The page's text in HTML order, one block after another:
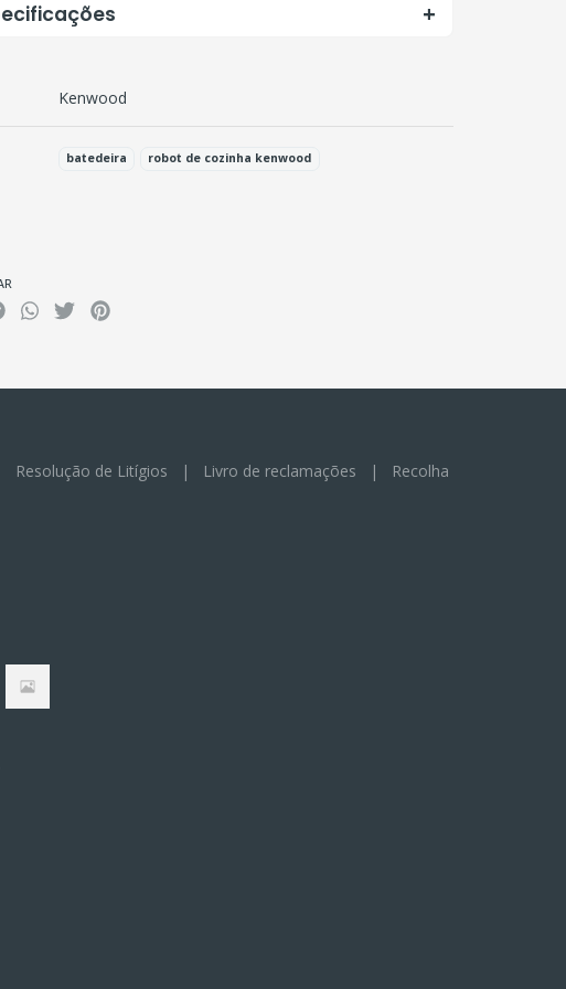
Kenwood
batedeira robot de cozinha kenwood
Resolução de Litígios | Livro de reclamações |
Recolha